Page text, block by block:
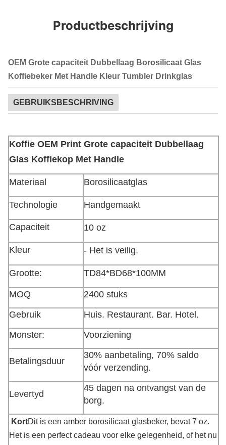
Productbeschrijving
OEM Grote capaciteit Dubbellaag Borosilicaat Glas
Koffiebeker Met Handle Kleur Tumbler Drinkglas
GEBRUIKSBESCHRIVING
Koffie OEM Print Grote capaciteit Dubbellaag
Glas Koffiekop Met Handle
Materiaal Borosilicaatglas
Technologie Handgemaakt
Capaciteit 10 oz
Kleur - Het is veilig.
Grootte: TD84*BD68*100MM
MOQ
2400 stuks
Gebruik
Huis. Restaurant. Bar. Hotel.
Monster:
Voorziening
Betalingsduur
30% aanbetaling, 70% saldo
vóór verzending.
Levertyd
45 dagen na ontvangst van de
borg.
KortDit is een amber borosilicaat glasbeker, bevat 7 oz.
Het is een perfect cadeau voor elke gelegenheid, of het nu